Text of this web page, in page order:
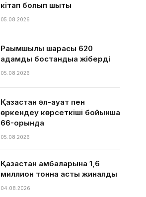
кітап болып шықты
05.08.2026
Рақымшылық шарасы 620
адамды бостандыққа жіберді
05.08.2026
Қазақстан әл-ауқат пен
өркендеу көрсеткіші бойынша
66-орында
05.08.2026
Қазақстан қамбаларына 1,6
миллион тонна астық жиналды
04.08.2026